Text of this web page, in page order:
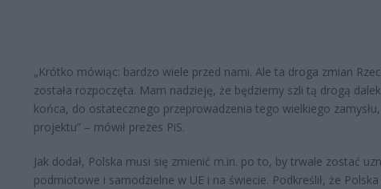
„Krótko mówiąc: bardzo wiele przed nami. Ale ta droga zmian
została rozpoczęta. Mam nadzieję, że będziemy szli tą drogą
końca, do ostatecznego przeprowadzenia tego wielkiego
projektu” – mówił prezes PiS.
Jak dodał, Polska musi się zmienić m.in. po to, by trwale zostać
podmiotowe i samodzielne w UE i na świecie. Podkreślił, że